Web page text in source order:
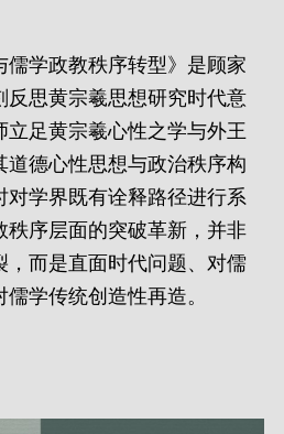
儒学政教秩序转型》是顾家
反思黄宗羲思想研究时代意
立足黄宗羲心性之学与外王
道德心性思想与政治秩序构
对学界既有诠释路径进行系
秩序层面的突破革新，并非
，而是直面时代问题、对儒
学传统创造性再造。